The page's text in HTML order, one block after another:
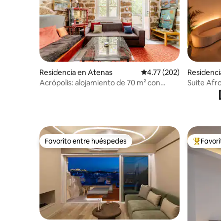
Residencia en Atenas Calificación promedio:
4.77 (202)
Acrópolis: alojamiento de 70 m² con
Suite
jacuzzi
Favorito entre huéspedes
Favorito entre huéspedes De los